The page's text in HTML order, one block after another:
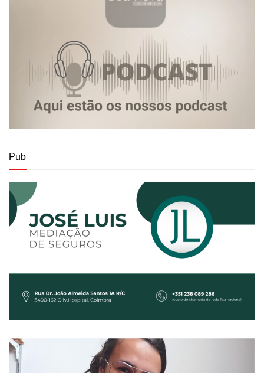
Pub